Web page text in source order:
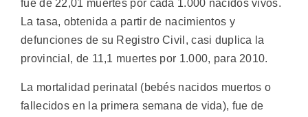
fue de 22,01 muertes por cada 1.000 nacidos vivos.
La tasa, obtenida a partir de nacimientos y
defunciones de su Registro Civil, casi duplica la
provincial, de 11,1 muertes por 1.000, para 2010.
La mortalidad perinatal (bebés nacidos muertos o
fallecidos en la primera semana de vida), fue de